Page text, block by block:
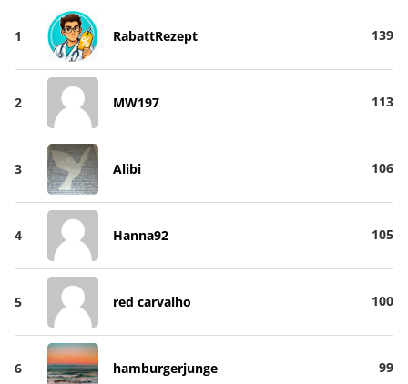
1 RabattRezept 139
2 MW197 113
3 Alibi 106
4 Hanna92 105
5 red carvalho 100
6 hamburgerjunge 99